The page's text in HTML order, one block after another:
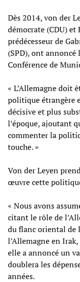
Dès 2014, von der
démocrate (CDU)
prédécesseur de
(SPD), ont
Conférence de
« L’Allemagne doit
politique étrangère
décisive et plus
l’époque, ajoutant
commenter la
touche. »
Von der Leyen
œuvre cette
« Nous avons
citant le rôle de
du flanc oriental de
l’Allemagne en
elle a annoncé un
doublera les
années.